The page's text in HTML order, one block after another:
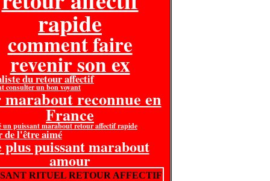
rapide
comment faire
revenir son ex
du retour affectif
consulter un bon voyant
marabout reconnue en
France
un puissant marabout retour affectif rapide
de l'être aimé
plus puissant marabout
amour
RITUEL RETOUR AFFECTIF